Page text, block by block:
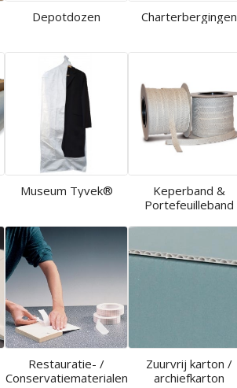
Depotdozen Charterbergingen
Museum Tyvek®
Keperband &
Portefeuilleband
Restauratie- /
Conservatiematerialen
Zuurvrij karton /
archiefkarton